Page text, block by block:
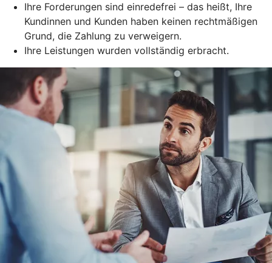
Ihre Forderungen sind einredefrei – das heißt, Ihre
Kundinnen und Kunden haben keinen rechtmäßigen
Grund, die Zahlung zu verweigern.
Ihre Leistungen wurden vollständig erbracht.